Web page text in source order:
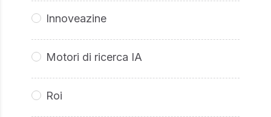
Innoveazine
Motori di ricerca IA
Roi